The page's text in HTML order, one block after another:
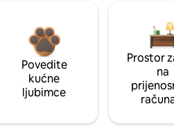
Povedite
kućne
ljubimce
Prostor
na